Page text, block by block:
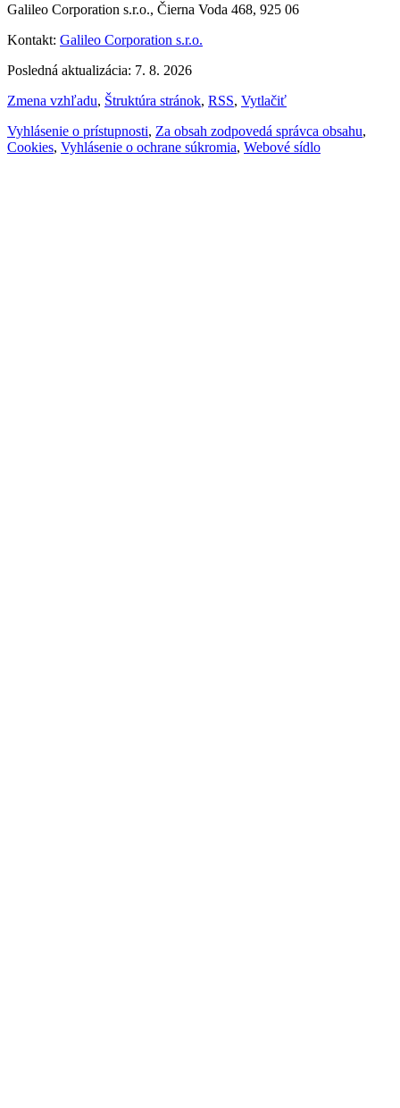
Galileo Corporation s.r.o., Čierna Voda 468, 925 06
Kontakt: Galileo Corporation s.r.o.
Posledná aktualizácia: 7. 8. 2026
Zmena vzhľadu, Štruktúra stránok, RSS, Vytlačiť
Vyhlásenie o prístupnosti, Za obsah zodpovedá správca obsahu,
Cookies, Vyhlásenie o ochrane súkromia, Webové sídlo